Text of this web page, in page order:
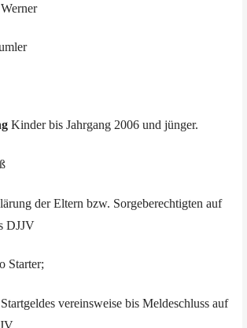
Kinder bis Jahrgang 2006 und jünger.
der Eltern bzw. Sorgeberechtigten auf
DJJV
Starter;
vereinsweise bis Meldeschluss auf